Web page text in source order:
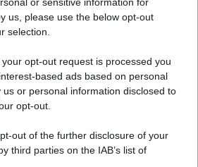
us, please use the below opt-out
selection.
opt-out request is processed you
based ads based on personal
us or personal information disclosed to
opt-out.
out of the further disclosure of your
third parties on the IAB’s list of
365